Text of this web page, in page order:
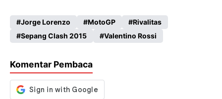
b
o
k
ts
A
p
gr
a
se
n
er
Jorge Lorenzo MotoGP
Rivalitas
Sepang Clash 2015
Valentino Rossi
Komentar Pembaca